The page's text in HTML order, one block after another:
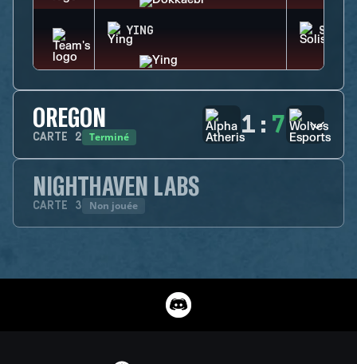
YING SOLIS
OREGON
CARTE 2 Terminé 1 : 7
NIGHTHAVEN LABS
CARTE 3 Non jouée